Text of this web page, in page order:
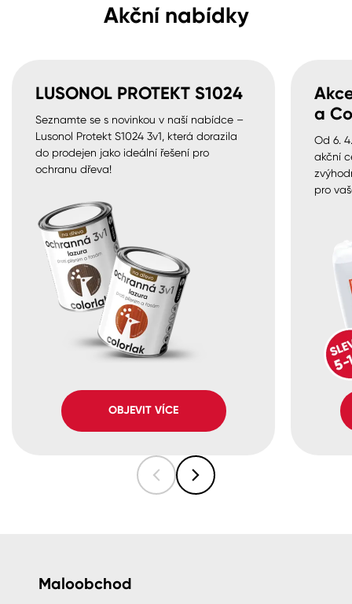
Akční nabídky
LUSONOL PROTEKT S1024
Seznamte se s novinkou v naší nabídce –
Lusonol Protekt S1024 3v1, která dorazila
do prodejen jako ideální řešení pro
ochranu dřeva!
OBJEVIT VÍCE
a
Od 6.
akční
pro
Maloobchod